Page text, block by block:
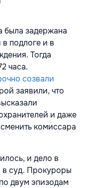
была задержана
подлоге и в
Тогда
часа.
созвали
заявили, что
и даже
комиссара
и дело в
в суд. Прокуроры
двум эпизодам